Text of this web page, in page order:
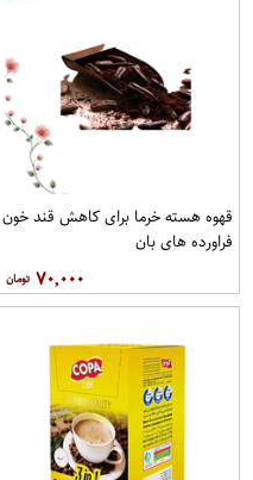
قهوه هسته خرما برای کاهش قند خون
فراورده های بان
۷۰,۰۰۰